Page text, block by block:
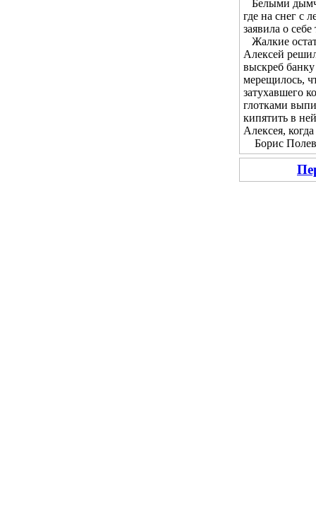
Белыми
где на снег с
заявила о
Жалкие
Алексей
выскреб
мерещилось,
затухавшего
глотками
кипятить в
Алексея,
Борис